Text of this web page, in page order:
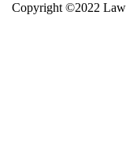
Copyright ©2022